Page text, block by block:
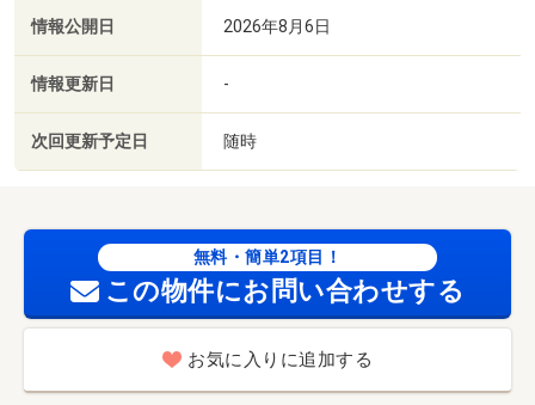
情報公開日 2026年8月6日
情報更新日 -
次回更新予定日 随時
無料・簡単2項目！
この物件にお問い合わせする
お気に入りに追加する